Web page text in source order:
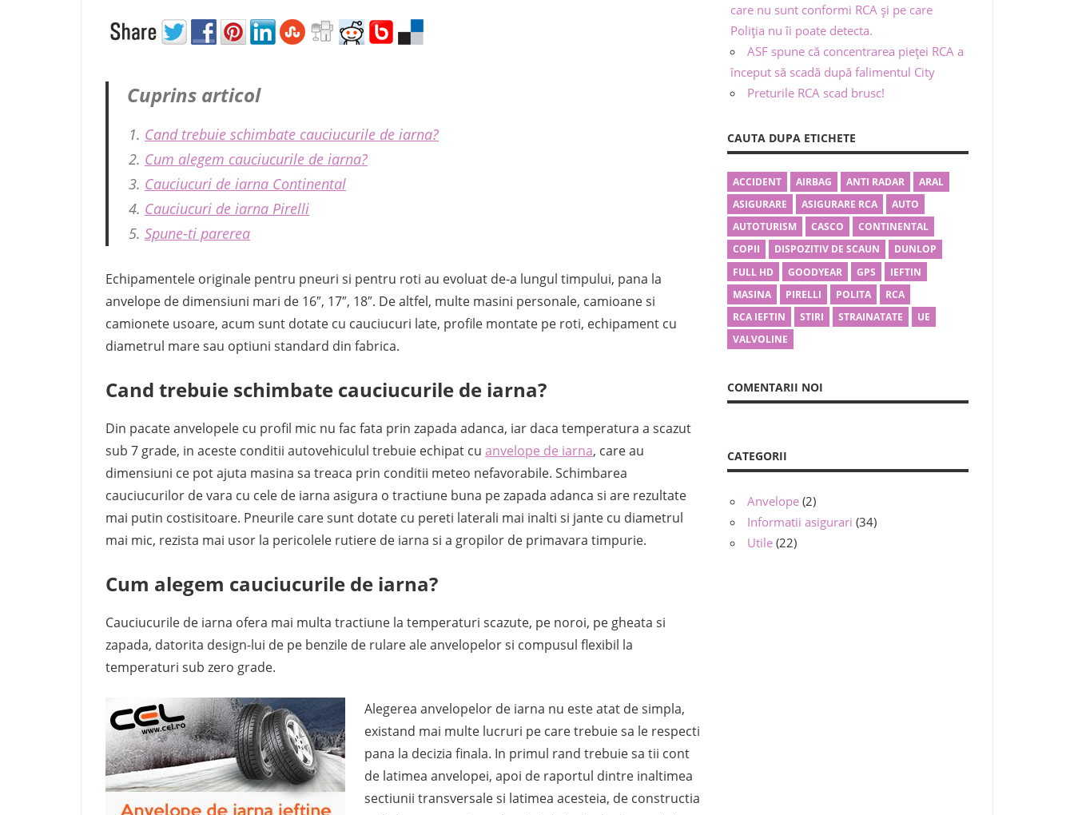
t
p
Cuprins articol
Cand trebuie schimbate cauciucurile de iarna?
Cum alegem cauciucurile de iarna?
Cauciucuri de iarna Continental
Cauciucuri de iarna Pirelli
Spune-ti parerea
Echipamentele originale pentru pneuri si pentru roti au evoluat de-a lungul timpului, pana la
anvelope de dimensiuni mari de 16″, 17″, 18″. De altfel, multe masini personale, camioane si
camionete usoare, acum sunt dotate cu cauciucuri late, profile montate pe roti, echipament cu
diametrul mare sau optiuni standard din fabrica.
Cand trebuie schimbate cauciucurile de iarna?
Din pacate anvelopele cu profil mic nu fac fata prin zapada adanca, iar daca temperatura a scazut
sub 7 grade, in aceste conditii autovehiculul trebuie echipat cu anvelope de iarna, care au
dimensiuni ce pot ajuta masina sa treaca prin conditii meteo nefavorabile. Schimbarea
cauciucurilor de vara cu cele de iarna asigura o tractiune buna pe zapada adanca si are rezultate
mai putin costisitoare. Pneurile care sunt dotate cu pereti laterali mai inalti si jante cu diametrul
mai mic, rezista mai usor la pericolele rutiere de iarna si a gropilor de primavara timpurie.
Cum alegem cauciucurile de iarna?
Cauciucurile de iarna ofera mai multa tractiune la temperaturi scazute, pe noroi, pe gheata si
zapada, datorita design-lui de pe benzile de rulare ale anvelopelor si compusul flexibil la
temperaturi sub zero grade.
Alegerea anvelopelor de iarna nu este atat de simpla,
existand mai multe lucruri pe care trebuie sa le respecti
pana la decizia finala. In primul rand trebuie sa tii cont
de latimea anvelopei, apoi de raportul dintre inaltimea
sectiunii transversale si latimea acesteia, de constructia
care nu sunt conformi RCA și pe care
Poliția nu îi poate detecta.
ASF spune că concentrarea pieței RCA a
început să scadă după falimentul City
Preturile RCA scad brusc!
CAUTA DUPA ETICHETE
ACCIDENT AIRBAG ANTI RADAR
ARAL
ASIGURARE
ASIGURARE RCA
AUTO
AUTOTURISM
CASCO
CONTINENTAL
COPII
DISPOZITIV DE SCAUN
DUNLOP
FULL HD
GOODYEAR GPS
IEFTIN
MASINA
PIRELLI POLITA
RCA
RCA IEFTIN
STIRI STRAINATATE
UE
VALVOLINE
COMENTARII NOI
CATEGORII
Anvelope (2)
Informatii asigurari (34)
Utile (22)